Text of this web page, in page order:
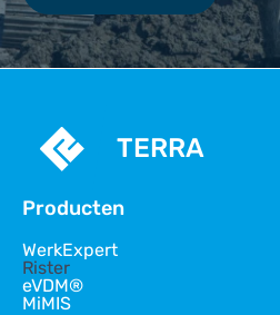
TERRA
Producten
WerkExpert
Rister
eVDM®
MiMIS